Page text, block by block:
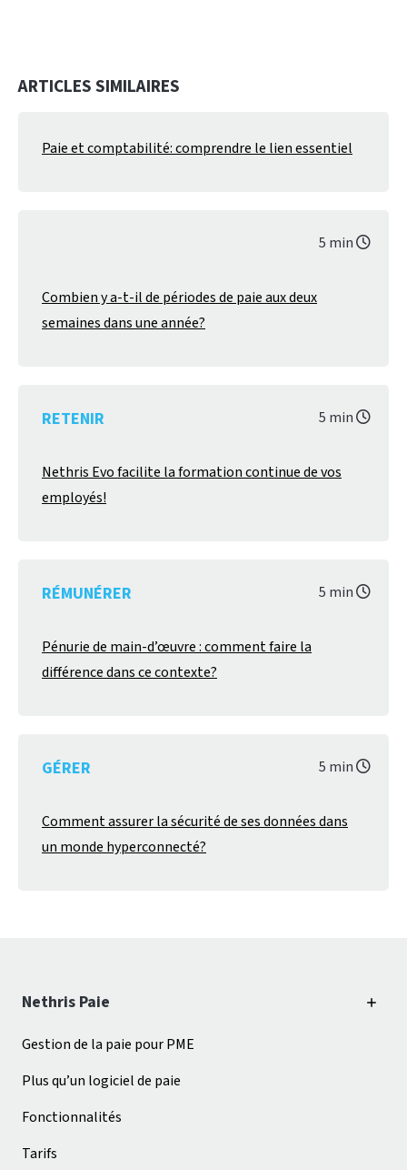
ARTICLES SIMILAIRES
Paie et comptabilité: comprendre le lien essentiel
5 min
Combien y a-t-il de périodes de paie aux deux
semaines dans une année?
RETENIR 5 min
Nethris Evo facilite la formation continue de vos
employés!
RÉMUNÉRER 5 min
Pénurie de main-d’œuvre : comment faire la
différence dans ce contexte?
GÉRER 5 min
Comment assurer la sécurité de ses données dans
un monde hyperconnecté?
Nethris Paie
Gestion de la paie pour PME
Plus qu’un logiciel de paie
Fonctionnalités
Tarifs